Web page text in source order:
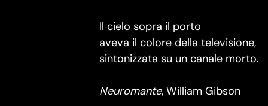
Il cielo sopra il porto
aveva il colore della televisione,
sintonizzata su un canale morto.
Neuromante, William Gibson